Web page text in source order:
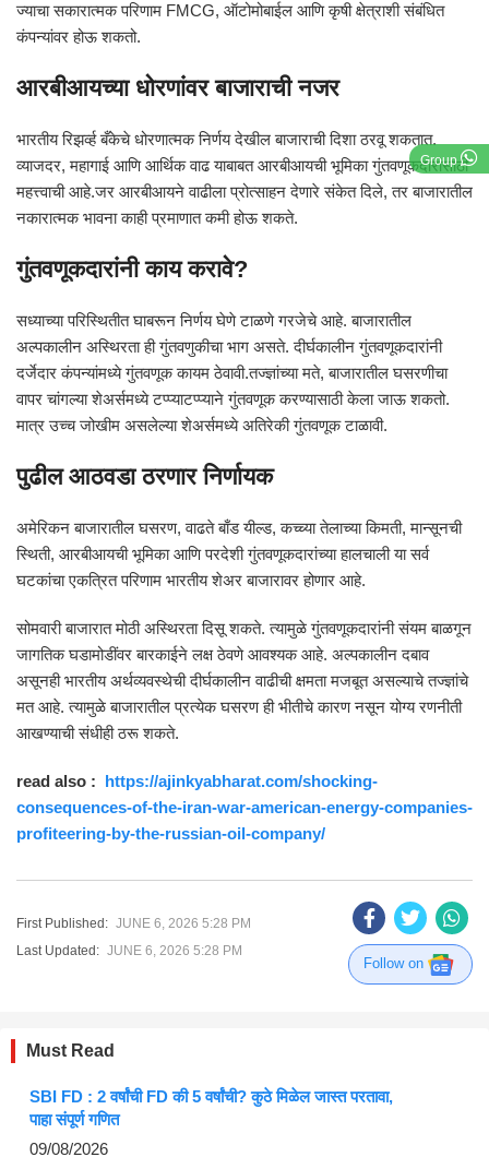
Group
ज्याचा सकारात्मक परिणाम FMCG, ऑटोमोबाईल आणि कृषी क्षेत्राशी संबंधित
कंपन्यांवर होऊ शकतो.
आरबीआयच्या धोरणांवर बाजाराची नजर
भारतीय रिझर्व्ह बँकेचे धोरणात्मक निर्णय देखील बाजाराची दिशा ठरवू शकतात.
व्याजदर, महागाई आणि आर्थिक वाढ याबाबत आरबीआयची भूमिका गुंतवणूकदारांसाठी
महत्त्वाची आहे.जर आरबीआयने वाढीला प्रोत्साहन देणारे संकेत दिले, तर बाजारातील
नकारात्मक भावना काही प्रमाणात कमी होऊ शकते.
गुंतवणूकदारांनी काय करावे?
सध्याच्या परिस्थितीत घाबरून निर्णय घेणे टाळणे गरजेचे आहे. बाजारातील
अल्पकालीन अस्थिरता ही गुंतवणुकीचा भाग असते. दीर्घकालीन गुंतवणूकदारांनी
दर्जेदार कंपन्यांमध्ये गुंतवणूक कायम ठेवावी.तज्ज्ञांच्या मते, बाजारातील घसरणीचा
वापर चांगल्या शेअर्समध्ये टप्प्याटप्प्याने गुंतवणूक करण्यासाठी केला जाऊ शकतो.
मात्र उच्च जोखीम असलेल्या शेअर्समध्ये अतिरेकी गुंतवणूक टाळावी.
पुढील आठवडा ठरणार निर्णायक
अमेरिकन बाजारातील घसरण, वाढते बाँड यील्ड, कच्च्या तेलाच्या किमती, मान्सूनची
स्थिती, आरबीआयची भूमिका आणि परदेशी गुंतवणूकदारांच्या हालचाली या सर्व
घटकांचा एकत्रित परिणाम भारतीय शेअर बाजारावर होणार आहे.
सोमवारी बाजारात मोठी अस्थिरता दिसू शकते. त्यामुळे गुंतवणूकदारांनी संयम बाळगून
जागतिक घडामोडींवर बारकाईने लक्ष ठेवणे आवश्यक आहे. अल्पकालीन दबाव
असूनही भारतीय अर्थव्यवस्थेची दीर्घकालीन वाढीची क्षमता मजबूत असल्याचे तज्ज्ञांचे
मत आहे. त्यामुळे बाजारातील प्रत्येक घसरण ही भीतीचे कारण नसून योग्य रणनीती
आखण्याची संधीही ठरू शकते.
read also : https://ajinkyabharat.com/shocking-
consequences-of-the-iran-war-american-energy-companies-
profiteering-by-the-russian-oil-company/
First Published: JUNE 6, 2026 5:28 PM
Last Updated: JUNE 6, 2026 5:28 PM
Follow on
Must Read
SBI FD : 2 वर्षांची FD की 5 वर्षांची? कुठे मिळेल जास्त परतावा,
पाहा संपूर्ण गणित
09/08/2026